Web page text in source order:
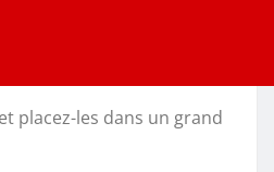
placez-les dans un grand